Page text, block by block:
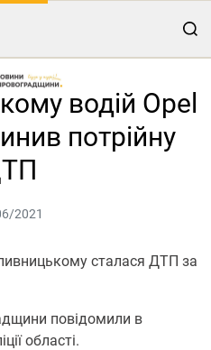
водій Opel
потрійну
2021
сталася ДТП за
повідомили в
oбласті.